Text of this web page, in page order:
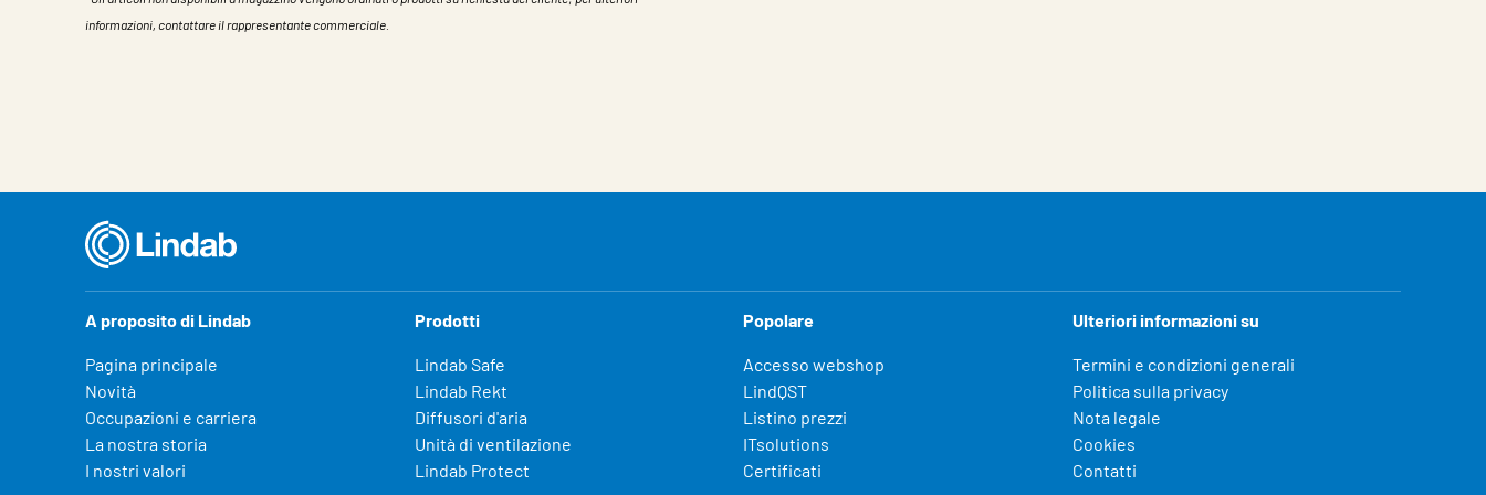
informazioni, contattare il rappresentante commerciale.
A proposito di Lindab
Pagina principale
Novità
Occupazioni e carriera
La nostra storia
I nostri valori
Prodotti
Lindab Safe
Lindab Rekt
Diffusori d'aria
Unità di ventilazione
Lindab Protect
Popolare
Accesso webshop
LindQST
Listino prezzi
ITsolutions
Certificati
Ulteriori informazioni su
Termini e condizioni generali
Politica sulla privacy
Nota legale
Cookies
Contatti